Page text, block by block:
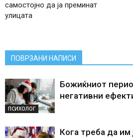
самостојно да ја преминат
улицата
ПОВРЗАНИ НАПИСИ
ПСИХОЛОГ
Божиќниот
негативни
Кога треба да им